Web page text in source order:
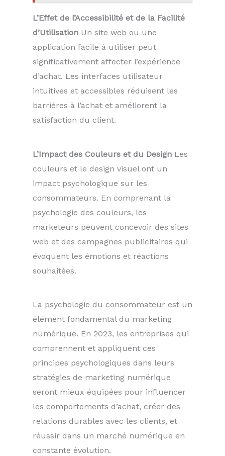
L’Effet de l’Accessibilité et de la Facilité
d’Utilisation Un site web ou une
application facile à utiliser peut
significativement affecter l’expérience
d’achat. Les interfaces utilisateur
intuitives et accessibles réduisent les
barrières à l’achat et améliorent la
satisfaction du client.
L’Impact des Couleurs et du Design Les
couleurs et le design visuel ont un
impact psychologique sur les
consommateurs. En comprenant la
psychologie des couleurs, les
marketeurs peuvent concevoir des sites
web et des campagnes publicitaires qui
évoquent les émotions et réactions
souhaitées.
La psychologie du consommateur est un
élément fondamental du marketing
numérique. En 2023, les entreprises qui
comprennent et appliquent ces
principes psychologiques dans leurs
stratégies de marketing numérique
seront mieux équipées pour influencer
les comportements d’achat, créer des
relations durables avec les clients, et
réussir dans un marché numérique en
constante évolution.